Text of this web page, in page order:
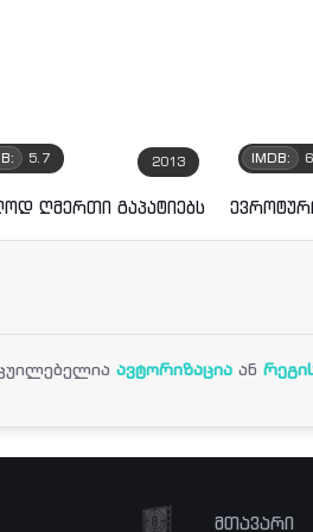
2013
5.7
ღმერთი გაპატიებს
IMDB:
ავტორიზაციაან
მთავარი